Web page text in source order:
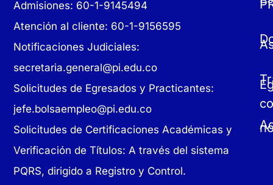
Admisiones: 60-1-9145494
Atención al cliente: 60-1-9156595
Notificaciones Judiciales:
secretaria.general@pi.edu.co
Solicitudes de Egresados y Practicantes:
jefe.bolsaempleo@pi.edu.co
Solicitudes de Certificaciones Académicas y
Verificación de Títulos: A través del sistema
PQRS, dirigido a Registro y Control.